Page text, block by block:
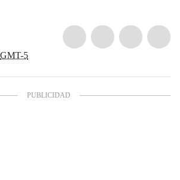
GMT-5